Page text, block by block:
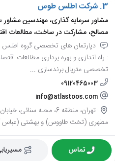
3. شرکت اطلس طوس
مشاور سرمایه گذاری، مهندسین مشاور
مصالح، مشارکت در ساخت، مطالعات
دپارتمان های تخصصی گروه اطلس
: راه اندازی و بهره برداری مطالعات
تخصصی متریال برندسازی ...
09120465003
info@atlastoos.com
تهران، منطقه 6، محله
مطهری (تخت طاووس) و بهشتی (عباس
تماس